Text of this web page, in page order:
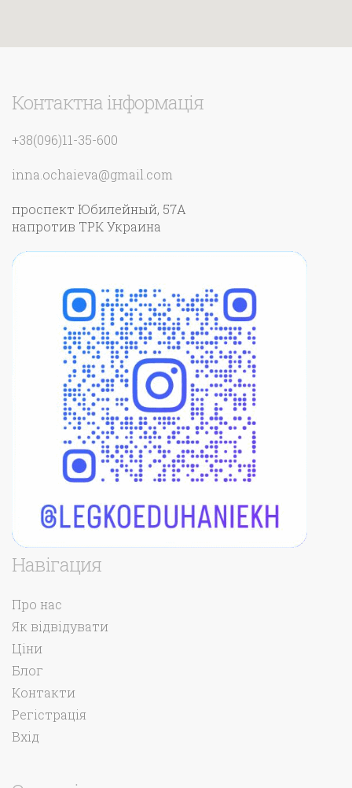
Контактна інформація
+38(096)11-35-600
inna.ochaieva@gmail.com
проспект Юбилейный, 57А
напротив ТРК Украина
Навігация
Про нас
Як відвідувати
Ціни
Блог
Контакти
Регістрація
Вхід